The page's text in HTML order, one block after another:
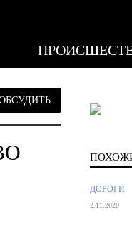
ДОРОГИ
2.11.2020